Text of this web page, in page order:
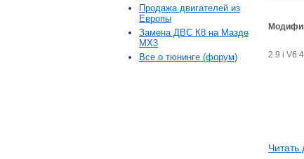
Продажа двигателей из
Европы
Замена ДВС К8 на Мазде
MX3
Все о тюнинге (форум)
2.9 i V6
Читать